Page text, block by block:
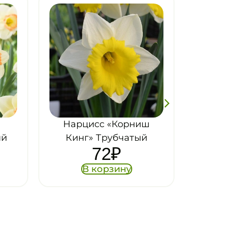
Нарцисс «Бритиш
Гэмбл» трубчатый
99₽
В корзину